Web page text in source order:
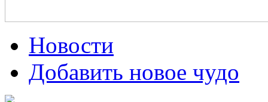
Новости
Добавить новое чудо